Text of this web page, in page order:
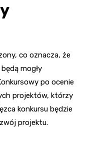
co oznacza, że
mogły
po ocenie
projektów, którzy
konkursu będzie
projektu.